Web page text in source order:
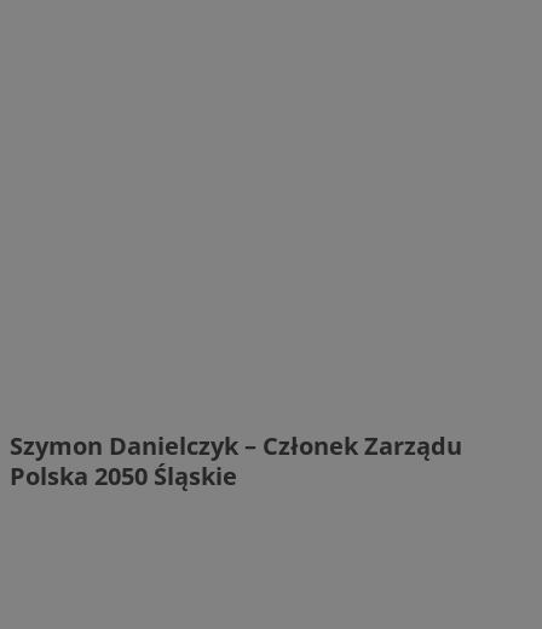
Szymon Danielczyk – Członek Zarządu
Polska 2050 Śląskie